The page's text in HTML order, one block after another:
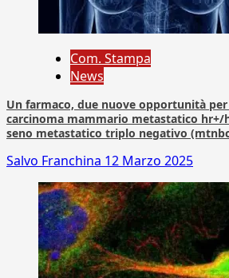
Com. Stampa
News
Un farmaco, due nuove opportunità
carcinoma mammario metastatico hr+/
seno metastatico triplo negativo
Salvo Franchina 12 Marzo 2025